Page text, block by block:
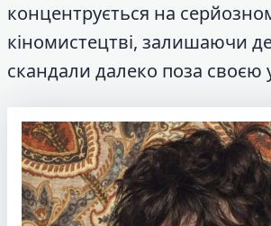
концентрується на
кіномистецтві, залишаючи
скандали далеко поза своєю